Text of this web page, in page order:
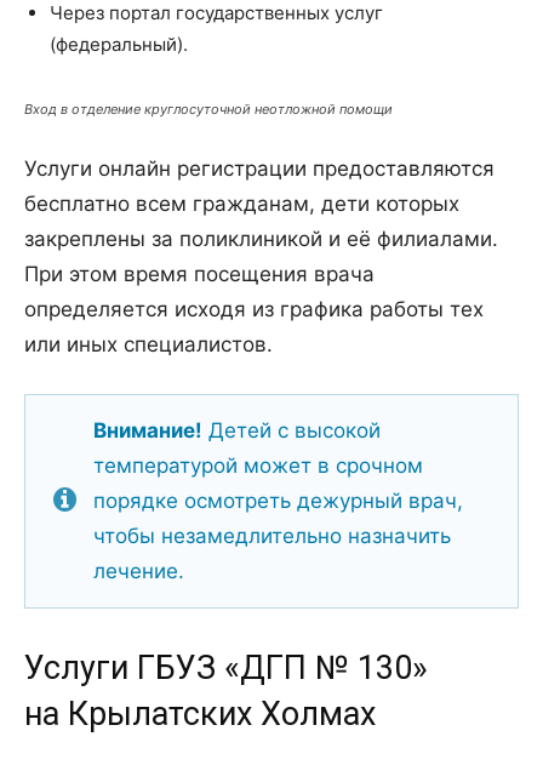
Через портал государственных услуг
(федеральный).
Вход в отделение круглосуточной неотложной помощи
Услуги онлайн регистрации предоставляются
бесплатно всем гражданам, дети которых
закреплены за поликлиникой и её филиалами.
При этом время посещения врача
определяется исходя из графика работы тех
или иных специалистов.
Внимание! Детей с высокой
температурой может в срочном
порядке осмотреть дежурный врач,
чтобы незамедлительно назначить
лечение.
Услуги ГБУЗ «ДГП № 130»
на Крылатских Холмах